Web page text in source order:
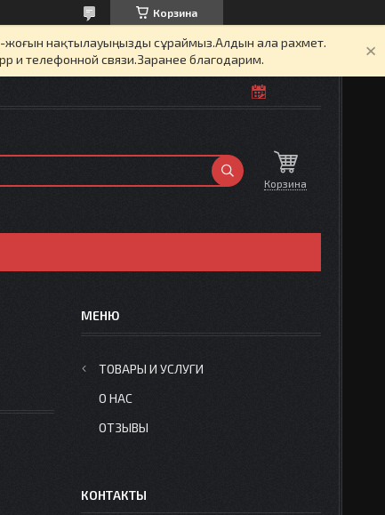
Корзина
жоғын нақтылауыңызды сұраймыз.Алдын ала рахмет.
и телефонной связи.Заранее благодарим.
Корзина
ТОВАРЫ И УСЛУГИ
О НАС
ОТЗЫВЫ
КОНТАКТЫ